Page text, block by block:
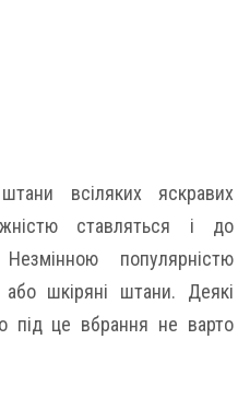
всіляких яскравих
ставляться і до
популярністю
шкіряні штани. Деякі
під це вбрання не варто